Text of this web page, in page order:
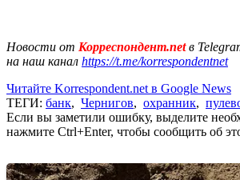
Новости от Корреспондент.netв
на наш канал https://t.me/korrespondentnet
Читайте Korrespondent.net в Google News
ТЕГИ: банк, Чернигов, охранник,
Если вы заметили ошибку, выделите
нажмите Ctrl+Enter, чтобы сообщить об